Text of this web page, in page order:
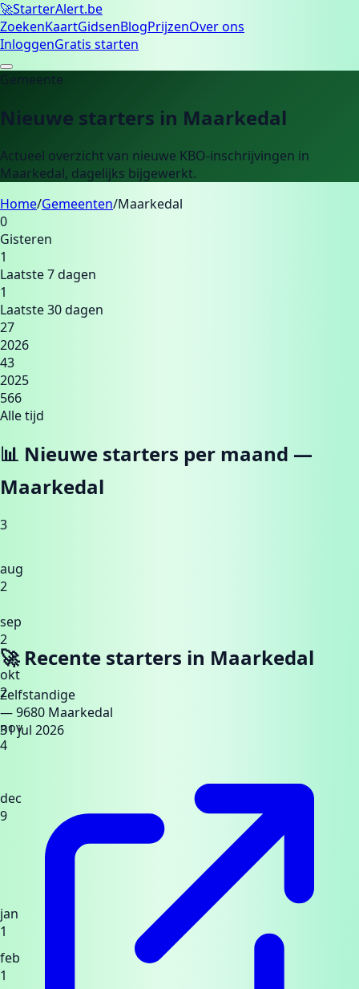
🚀StarterAlert.be
ZoekenKaartGidsenBlogPrijzenOver ons
InloggenGratis starten
Gemeente
Nieuwe starters in Maarkedal
Actueel overzicht van nieuwe KBO-inschrijvingen in
Maarkedal, dagelijks bijgewerkt.
Home/Gemeenten/Maarkedal
0
Gisteren
1
Laatste 7 dagen
1
Laatste 30 dagen
27
2026
43
2025
566
Alle tijd
📊 Nieuwe starters per maand —
Maarkedal
3
aug
2
sep
2
okt
2
nov
4
dec
9
jan
1
feb
1
🚀 Recente starters in Maarkedal
Zelfstandige
— 9680 Maarkedal
31 jul 2026